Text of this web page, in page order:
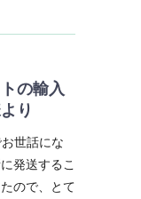
の輸入
り
世話にな
発送するこ
ので、とて